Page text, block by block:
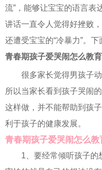
流”，能够让宝宝的语言表
讲话一直令人觉得好挫败
还遭受宝宝的“冷暴力”。
青春期孩子爱哭闹怎么教育
很多家长觉得男孩子
所以当家长看到孩子哭闹
这样做，并不能帮助到孩
利于孩子的健康发展。
青春期孩子爱哭闹怎么教
1、要经常倾听孩子的